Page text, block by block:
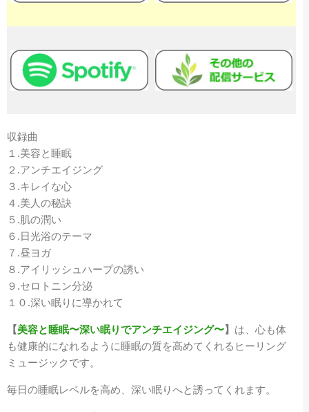
収録曲
１.美容と睡眠
２.アンチエイジング
３.キレイな心
４.美人の秘訣
５.肌の潤い
６.日光浴のテーマ
７.昼ヨガ
８.アイリッシュハープの誘い
９.セロトニン分泌
１０.深い眠りに導かれて
【美容と睡眠〜深い眠りでアンチエイジング〜】 は、心も体
も健康的になれるように睡眠の質を高めてくれるヒーリング
ミュージックです。
毎日の睡眠レベルを高め、深い眠りへと誘ってくれます。